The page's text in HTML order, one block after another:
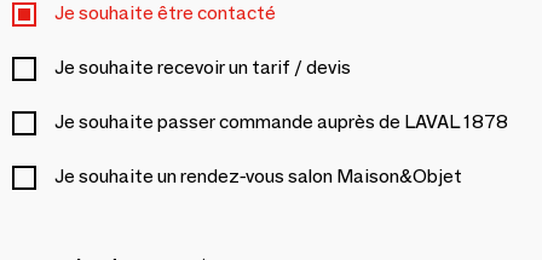
Je souhaite être contacté
Je souhaite recevoir un tarif / devis
Je souhaite passer commande auprès de LAVAL 1878
Je souhaite un rendez-vous salon Maison&Objet